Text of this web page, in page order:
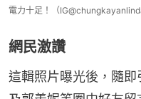
電力十足！（
網民激讚
這輯照片曝光後，隨